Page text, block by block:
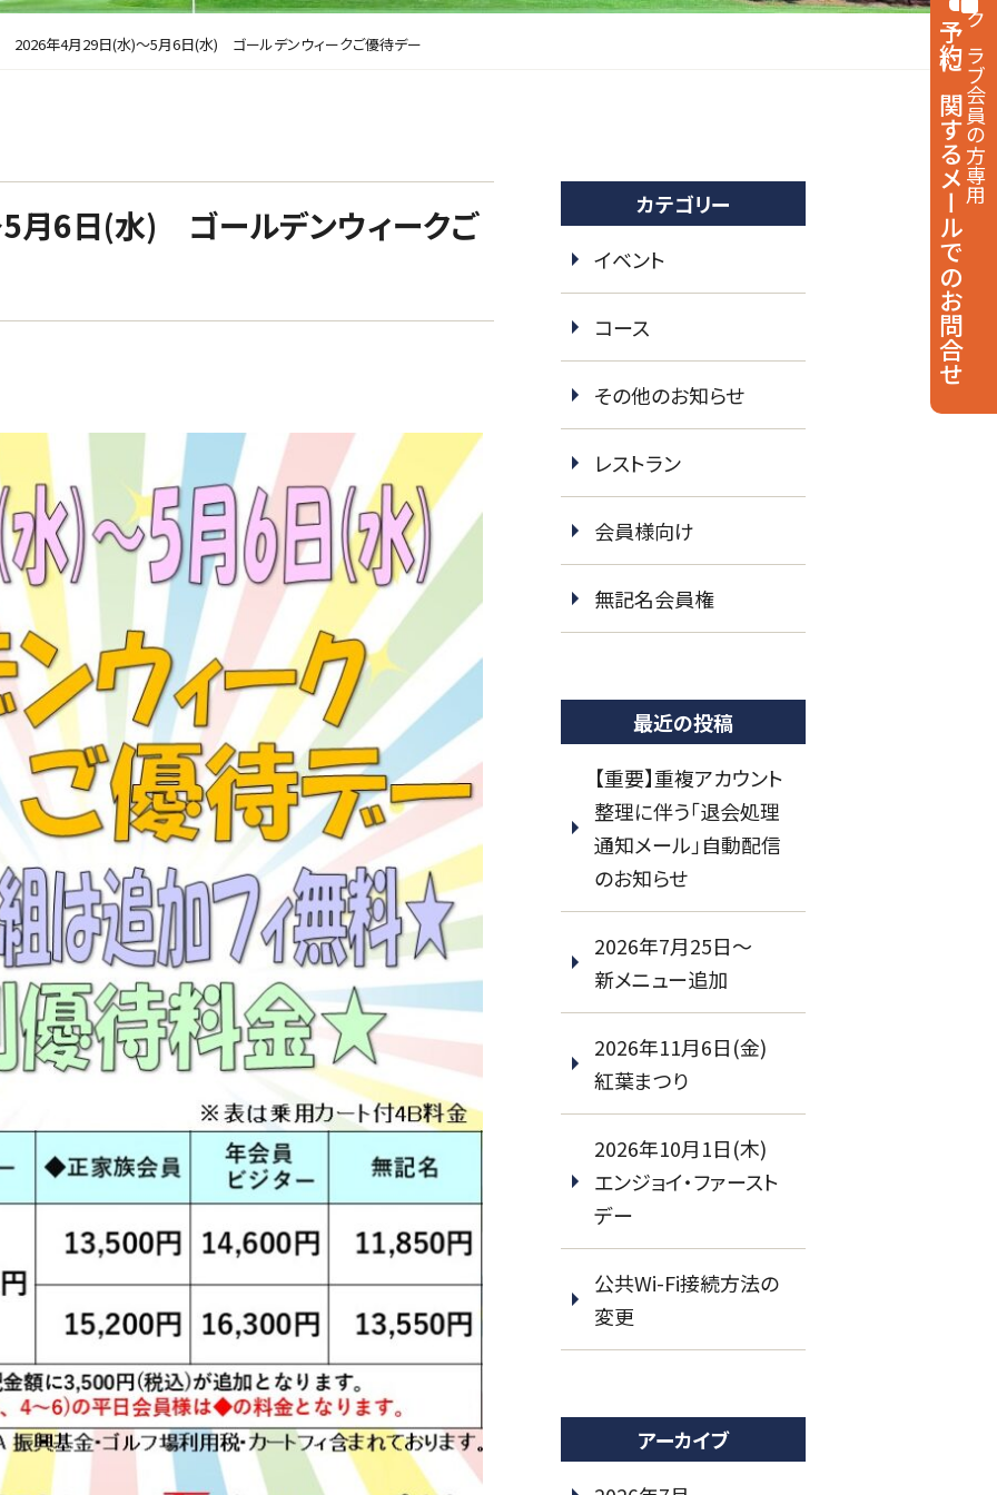
クラブ会員の方専用
予約に関する
メールでのお問合せ
2026年4月29日(水)～5月6日(水) ゴールデンウィークご優待デー
6日(水) ゴールデンウィークご
カテゴリー
イベント
コース
その他のお知らせ
レストラン
会員様向け
無記名会員権
最近の投稿
【重要】重複アカウント
整理に伴う「退会処理
通知メール」自動配信
のお知らせ
2026年7月25日～
新メニュー追加
2026年11月6日(金)
紅葉まつり
2026年10月1日(木)
エンジョイ・ファースト
デー
公共Wi-Fi接続方法の
変更
アーカイブ